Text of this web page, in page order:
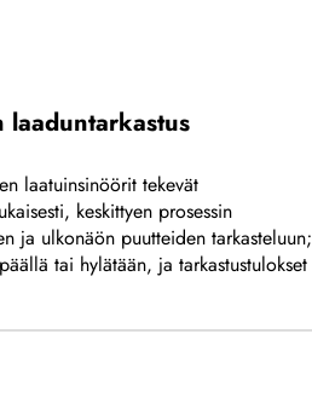
laatuinsinöörit tekevät
keskittyen prosessin
ja ulkonäön puutteiden tarkasteluun;
tai hylätään, ja tarkastustulokset